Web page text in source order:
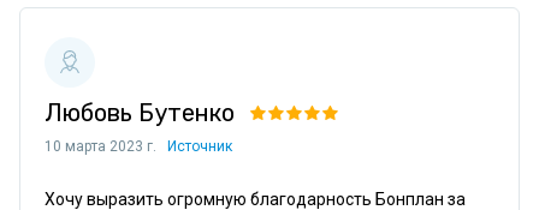
Любовь Бутенко
10 марта 2023 г. Источник
Хочу выразить огромную благодарность Бонплан за